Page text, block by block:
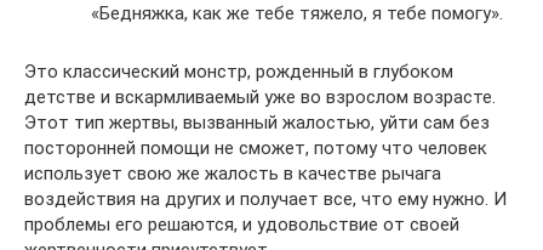
«Бедняжка, как же тебе тяжело, я тебе помогу».
Это классический монстр, рожденный в глубоком
детстве и вскармливаемый уже во взрослом возрасте.
Этот тип жертвы, вызванный жалостью, уйти сам без
посторонней помощи не сможет, потому что человек
использует свою же жалость в качестве рычага
воздействия на других и получает все, что ему нужно. И
проблемы его решаются, и удовольствие от своей